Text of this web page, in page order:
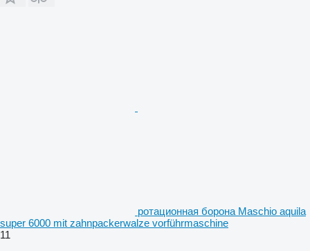
ротационная борона Maschio aquila
super 6000 mit zahnpackerwalze vorführmaschine
11